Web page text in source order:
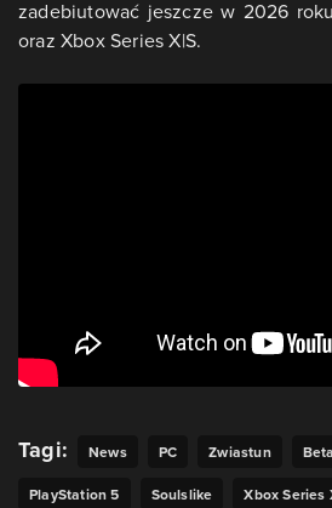
zadebiutować jeszcze w 2026
oraz Xbox Series X|S.
Tagi: News PC Zwiastun Beta
PlayStation 5
Soulslike Xbox Series